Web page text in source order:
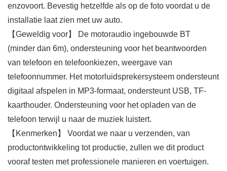
enzovoort. Bevestig hetzelfde als op de foto voordat u de
installatie laat zien met uw auto.
【Geweldig voor】 De motoraudio ingebouwde BT
(minder dan 6m), ondersteuning voor het beantwoorden
van telefoon en telefoonkiezen, weergave van
telefoonnummer. Het motorluidsprekersysteem ondersteunt
digitaal afspelen in MP3-formaat, ondersteunt USB, TF-
kaarthouder. Ondersteuning voor het opladen van de
telefoon terwijl u naar de muziek luistert.
【Kenmerken】 Voordat we naar u verzenden, van
productontwikkeling tot productie, zullen we dit product
vooraf testen met professionele manieren en voertuigen.